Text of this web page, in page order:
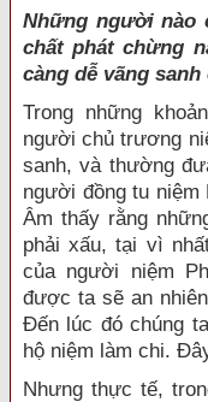
Những người nào
chất phát chừng
càng dễ vãng
Trong những
người chủ trương
sanh, và thường
người đồng tu niệm
Âm thấy rằng
phải xấu, tại vì
của người niệm
được ta sẽ an
Đến lúc đó chúng
hộ niệm làm chi.
Nhưng thực tế,